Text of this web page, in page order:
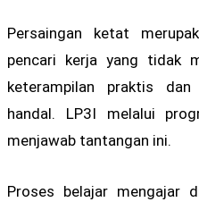
Persaingan ketat
pencari kerja yang tidak
keterampilan praktis
handal. LP3I melalui
menjawab tantangan ini.
Proses belajar mengajar